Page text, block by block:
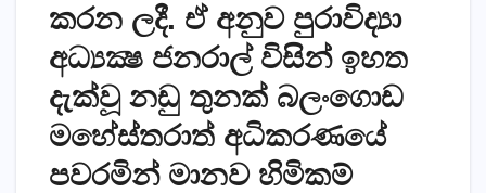
කරන ලදී. ඒ අනුව පුරාවිද්‍යා
අධ්‍යක්‍ෂ ජනරාල් විසින් ඉහත
දැක්වූ නඩු තුනක් බලංගොඩ
මහේස්තරාත් අධිකරණයේ
පවරමින් මානව හිමිකම්